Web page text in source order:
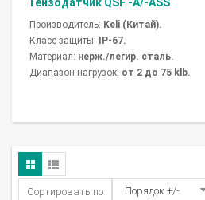
Производитель: Keli (Китай).
Класс защиты:
IP-67.
Материал: нерж./легир. сталь.
Диапазон нагрузок: от 2 до 75 klb.
Сортировать по Порядок +/-